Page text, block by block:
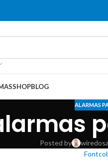
SHOPBLOG
ALARMAS
Posted by